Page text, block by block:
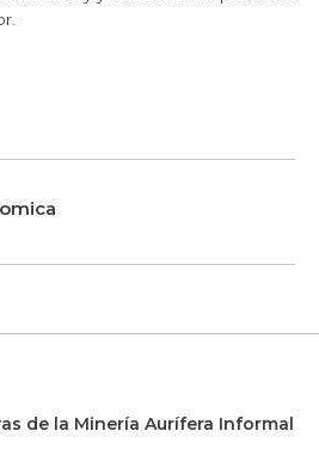
de la Minería Aurífera Informal